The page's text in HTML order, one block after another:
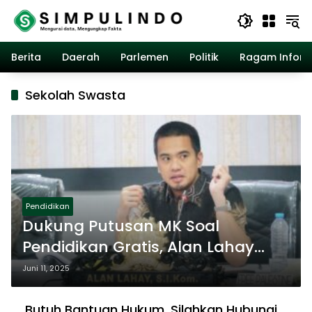
Langsung
konten
Berita
Daerah Parlemen Politik Ragam
Sekolah Swasta
Pendidikan
Dukung Putusan MK Soal
Pendidikan Gratis, Alan Lahay
Dorong Skema Khusus untuk
Sekolah Swasta
Juni 11, 2025